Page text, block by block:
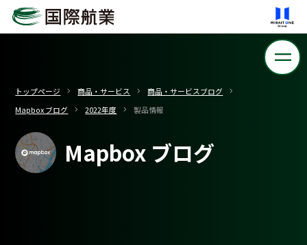
トップページ 商品・サービス
商品・サービスブログ
Mapbox ブログ
2022年度 製品情報
Mapbox ブログ